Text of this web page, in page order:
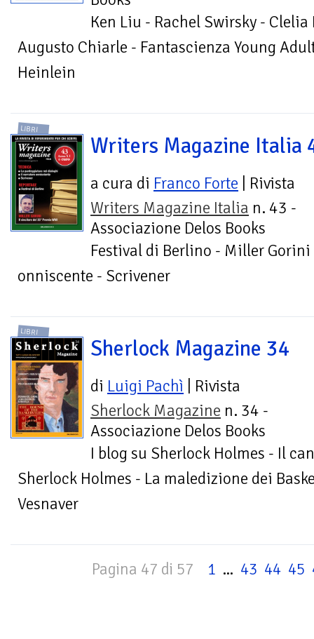
Ken Liu - Rachel Swirsky -
Augusto Chiarle - Fantascienza Young
Heinlein
LIBRI
Writers Magazine Italia
a cura di Franco Forte | Rivista
Writers Magazine Italia n. 43 -
Associazione Delos Books
Festival di Berlino - Miller
onniscente - Scrivener
LIBRI
Sherlock Magazine 34
di Luigi Pachì | Rivista
Sherlock Magazine n. 34 -
Associazione Delos Books
I blog su Sherlock Holmes - Il
Sherlock Holmes - La maledizione dei
Vesnaver
Pagina 47 di 57 1 ... 43 44 45